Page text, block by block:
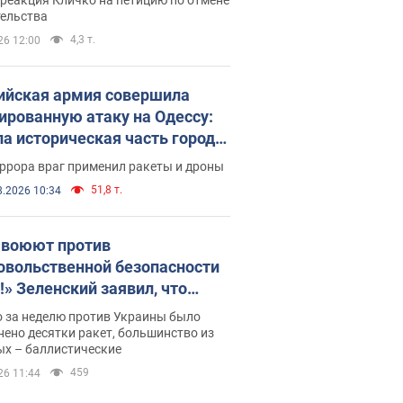
"московского
12:00 4,3 т.
армия совершила
атаку на Одессу:
историческая часть города,
Фото и видео
враг применил ракеты и дроны
10:34 51,8 т.
против
безопасности
Зеленский заявил, что
армия вновь
порт в Одессе
за неделю против Украины было
десятки ракет, большинство из
– баллистические
11:44 459